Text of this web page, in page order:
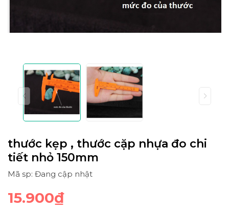
thước kẹp , thước cặp nhựa đo chi
tiết nhỏ 150mm
Mã sp: Đang cập nhật
15.900₫